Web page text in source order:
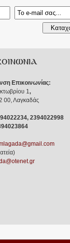
Επικοινωνίας:
1,
00, Λαγκαδάς
2394022998